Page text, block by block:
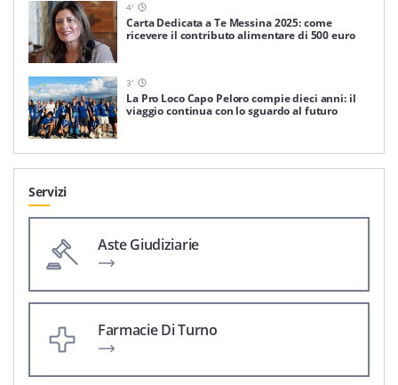
4'
Carta Dedicata a Te Messina 2025: come
ricevere il contributo alimentare di 500 euro
3'
La Pro Loco Capo Peloro compie dieci anni: il
viaggio continua con lo sguardo al futuro
Servizi
Aste Giudiziarie
Farmacie Di Turno